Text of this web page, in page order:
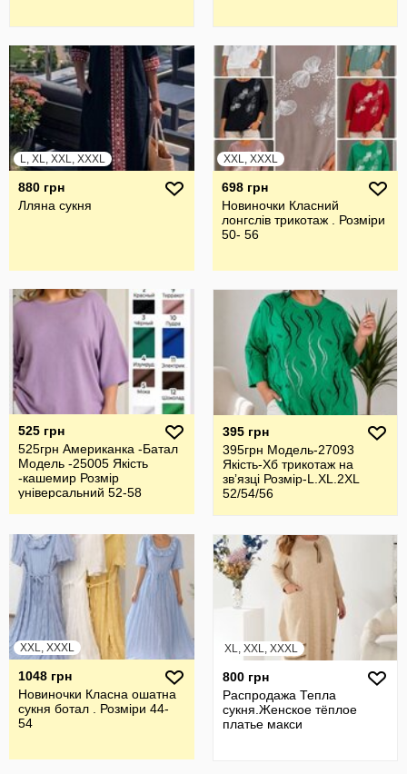
L, XL, XXL, XXXL
880 грн
Лляна сукня
XXL, XXXL
698 грн
Новиночки Класний
лонгслів трикотаж . Розміри
50- 56
525 грн
525грн Американка -Батал
Модель -25005 Якість
-кашемир Розмір
універсальний 52-58
395 грн
395грн Модель-27093
Якість-Хб трикотаж на
звʼязці Розмір-L.XL.2XL
52/54/56
XXL, XXXL
1048 грн
Новиночки Класна ошатна
сукня ботал . Розміри 44-
54
XL, XXL, XXXL
800 грн
Распродажа Тепла
сукня.Женское тёплое
платье макси